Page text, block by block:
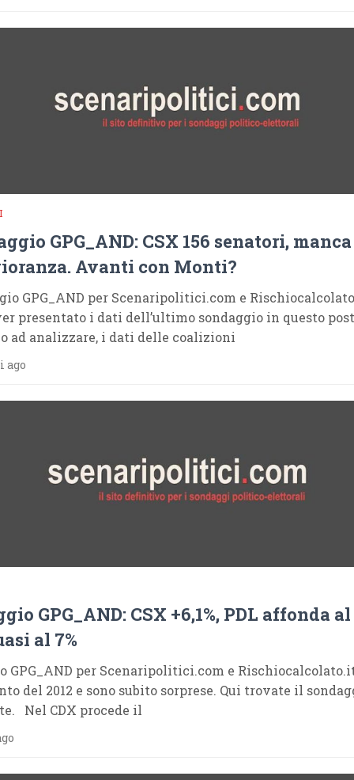
GPG_AND: CSX 156 senatori,
Avanti con Monti?
GPG_AND per Scenaripolitici.com e
presentato i dati dell’ultimo sondaggio in questo
ad analizzare, i dati delle coalizioni
ago
GPG_AND: CSX +6,1%, PDL affonda al
al 7%
GPG_AND per Scenaripolitici.com e
del 2012 e sono subito sorprese. Qui trovate il
Nel CDX procede il